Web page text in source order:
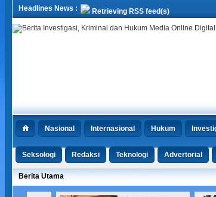
Headlines News : Retrieving RSS feed(s)
Nasional Internasional Hukum
Seksologi Redaksi Teknologi Advertorial
Berita Utama